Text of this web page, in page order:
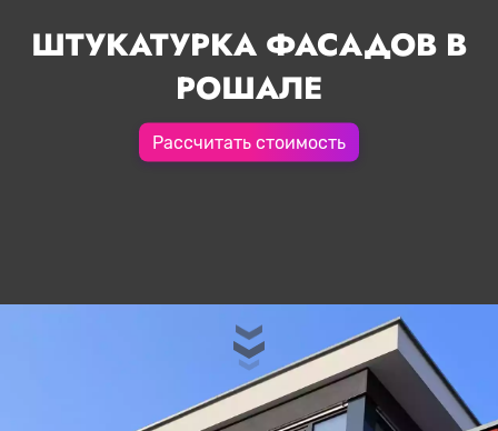
ШТУКАТУРКА ФАСАДОВ В
РОШАЛЕ
Рассчитать стоимость